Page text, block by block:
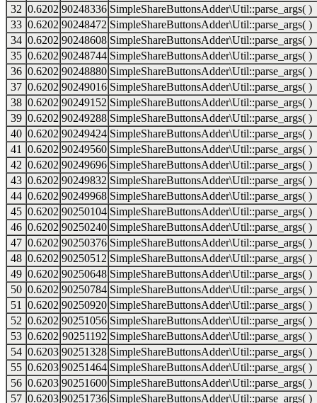
32 0.6202 90248336 SimpleShareButtonsAdder\Util::parse_args( )
33 0.6202 90248472 SimpleShareButtonsAdder\Util::parse_args( )
34 0.6202 90248608 SimpleShareButtonsAdder\Util::parse_args( )
35 0.6202 90248744 SimpleShareButtonsAdder\Util::parse_args( )
36 0.6202 90248880 SimpleShareButtonsAdder\Util::parse_args( )
37 0.6202 90249016 SimpleShareButtonsAdder\Util::parse_args( )
38 0.6202 90249152 SimpleShareButtonsAdder\Util::parse_args( )
39 0.6202 90249288 SimpleShareButtonsAdder\Util::parse_args( )
40 0.6202 90249424 SimpleShareButtonsAdder\Util::parse_args( )
41
0.6202 90249560 SimpleShareButtonsAdder\Util::parse_args( )
42 0.6202 90249696 SimpleShareButtonsAdder\Util::parse_args( )
43 0.6202 90249832 SimpleShareButtonsAdder\Util::parse_args( )
44 0.6202 90249968 SimpleShareButtonsAdder\Util::parse_args( )
45 0.6202 90250104 SimpleShareButtonsAdder\Util::parse_args( )
46 0.6202 90250240 SimpleShareButtonsAdder\Util::parse_args( )
47 0.6202 90250376 SimpleShareButtonsAdder\Util::parse_args( )
48 0.6202 90250512 SimpleShareButtonsAdder\Util::parse_args( )
49 0.6202 90250648 SimpleShareButtonsAdder\Util::parse_args( )
50 0.6202 90250784 SimpleShareButtonsAdder\Util::parse_args( )
51
0.6202 90250920 SimpleShareButtonsAdder\Util::parse_args( )
52 0.6202 90251056 SimpleShareButtonsAdder\Util::parse_args( )
53 0.6202 90251192 SimpleShareButtonsAdder\Util::parse_args( )
54 0.6203 90251328 SimpleShareButtonsAdder\Util::parse_args( )
55 0.6203 90251464 SimpleShareButtonsAdder\Util::parse_args( )
56 0.6203 90251600 SimpleShareButtonsAdder\Util::parse_args( )
57 0.6203 90251736 SimpleShareButtonsAdder\Util::parse_args( )